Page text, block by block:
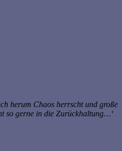
herum Chaos herrscht und große
so gerne in die Zurückhaltung…‘